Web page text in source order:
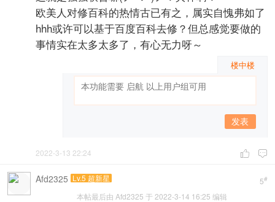
欧美人对修百科的热情古已有之，属实自愧弗如了
hhh或许可以基于百度百科去修？但总感觉要做的
事情实在太多太多了，有心无力呀～
楼中楼
发表
 
2022-3-13 22:24
5#
Afd2325 Lv.5 超新星
本帖最后由 Afd2325 于 2022-3-14 16:25 编辑